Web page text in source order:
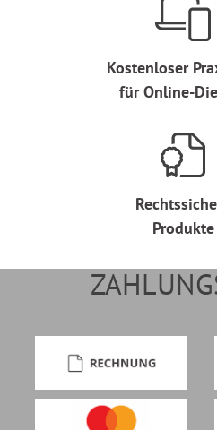
Kostenloser
für Online-
Produkte